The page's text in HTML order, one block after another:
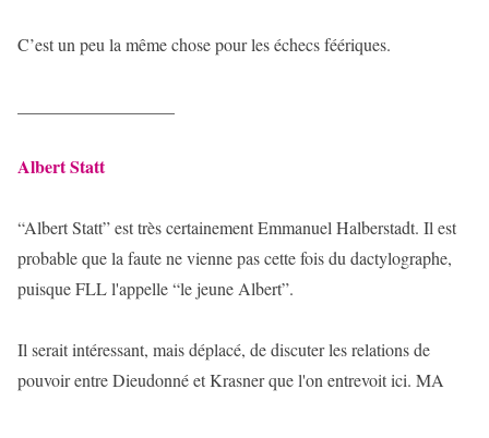
C’est un peu la même chose pour les échecs féériques.
Albert Statt
“Albert Statt” est très certainement Emmanuel Halberstadt. Il est
probable que la faute ne vienne pas cette fois du dactylographe,
puisque FLL l'appelle “le jeune Albert”.
Il serait intéressant, mais déplacé, de discuter les relations de
pouvoir entre Dieudonné et Krasner que l'on entrevoit ici. MA